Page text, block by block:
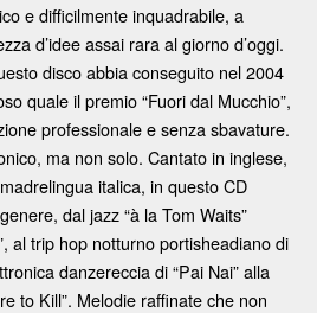
e difficilmente inquadrabile, a
d’idee assai rara al giorno d’oggi.
disco abbia conseguito nel 2004
quale il premio “Fuori dal Mucchio”,
professionale e senza sbavature.
ma non solo. Cantato in inglese,
italica, in questo CD
dal jazz “à la Tom Waits”
al trip hop notturno portisheadiano di
danzereccia di “Pai Nai” alla
to Kill”. Melodie raffinate che non